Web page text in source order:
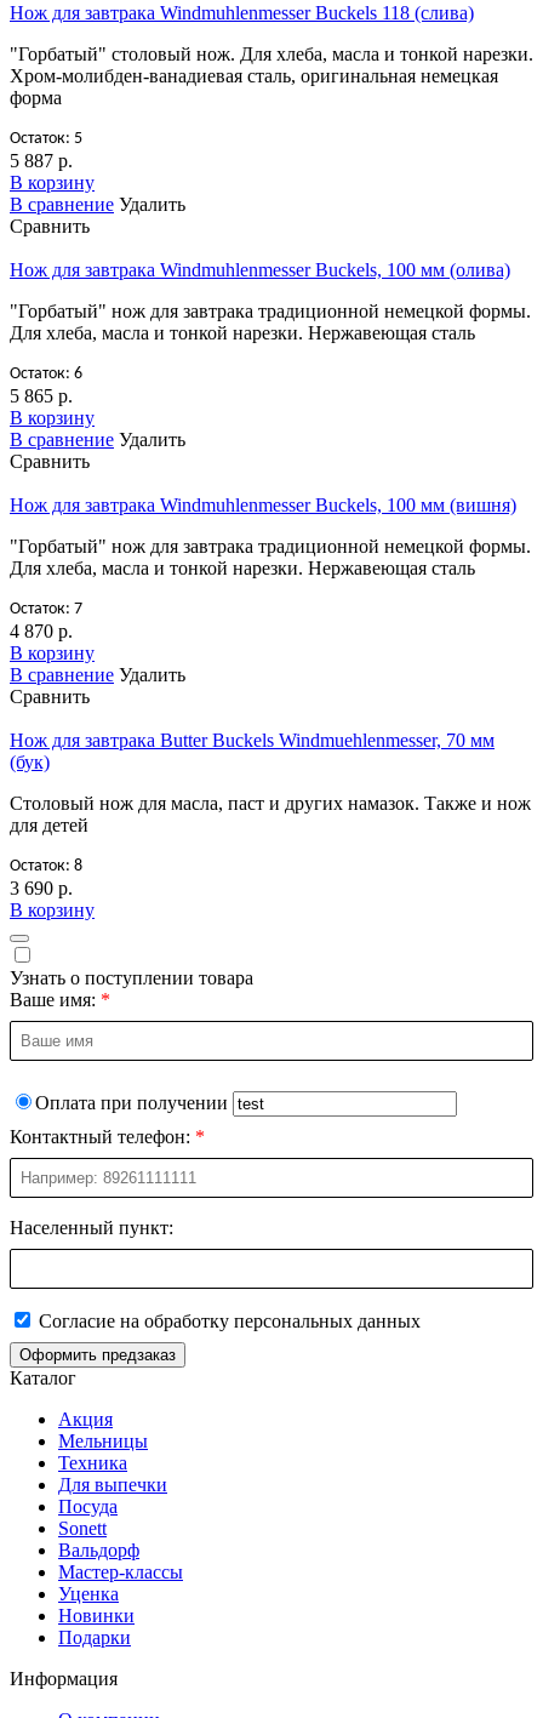
Нож для завтрака Windmuhlenmesser Buckels 118 (слива)
"Горбатый" столовый нож. Для хлеба, масла и тонкой нарезки.
Хром-молибден-ванадиевая сталь, оригинальная немецкая
форма
Остаток: 5
5 887 р.
В корзину
В сравнение Удалить
Сравнить
Нож для завтрака Windmuhlenmesser Buckels, 100 мм (олива)
"Горбатый" нож для завтрака традиционной немецкой формы.
Для хлеба, масла и тонкой нарезки. Нержавеющая сталь
Остаток: 6
5 865 р.
В корзину
В сравнение Удалить
Сравнить
Нож для завтрака Windmuhlenmesser Buckels, 100 мм (вишня)
"Горбатый" нож для завтрака традиционной немецкой формы.
Для хлеба, масла и тонкой нарезки. Нержавеющая сталь
Остаток: 7
4 870 р.
В корзину
В сравнение Удалить
Сравнить
Нож для завтрака Butter Buckels Windmuehlenmesser, 70 мм
(бук)
Столовый нож для масла, паст и других намазок. Также и нож
для детей
Остаток: 8
3 690 р.
В корзину
Узнать о поступлении товара
Ваше имя:
Оплата при получении
Контактный телефон:
Населенный пункт:
Согласие на обработку персональных данных
Оформить предзаказ
Каталог
Акция
Мельницы
Техника
Для выпечки
Посуда
Sonett
Вальдорф
Мастер-классы
Уценка
Новинки
Подарки
Информация